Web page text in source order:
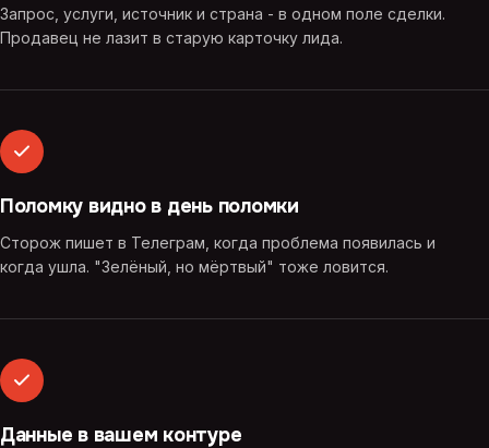
Запрос, услуги, источник и страна - в одном поле сделки.
Продавец не лазит в старую карточку лида.
Поломку видно в день поломки
Сторож пишет в Телеграм, когда проблема появилась и
когда ушла. "Зелёный, но мёртвый" тоже ловится.
Данные в вашем контуре